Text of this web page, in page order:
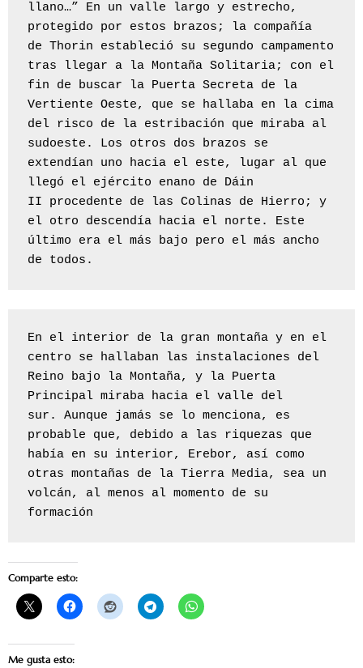
llano…” En un valle largo y estrecho,
protegido por estos brazos; la compañía
de Thorin estableció su segundo campamento
tras llegar a la Montaña Solitaria; con el
fin de buscar la Puerta Secreta de la
Vertiente Oeste, que se hallaba en la cima
del risco de la estribación que miraba al
sudoeste. Los otros dos brazos se
extendían uno hacia el este, lugar al que
llegó el ejército enano de Dáin
II procedente de las Colinas de Hierro; y
el otro descendía hacia el norte. Este
último era el más bajo pero el más ancho
de todos.
En el interior de la gran montaña y en el
centro se hallaban las instalaciones del
Reino bajo la Montaña, y la Puerta
Principal miraba hacia el valle del
sur. Aunque jamás se lo menciona, es
probable que, debido a las riquezas que
había en su interior, Erebor, así como
otras montañas de la Tierra Media, sea un
volcán, al menos al momento de su
formación
Comparte esto:
Me gusta esto: